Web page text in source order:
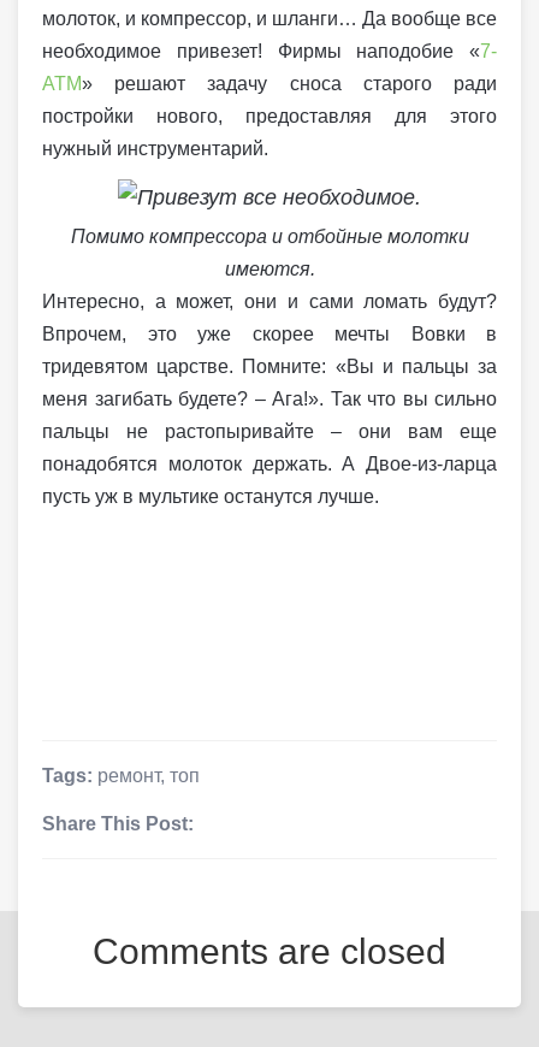
молоток, и компрессор, и шланги… Да вообще все
необходимое привезет! Фирмы наподобие «7-
АТМ» решают задачу сноса старого ради
постройки нового, предоставляя для этого
нужный инструментарий.
Помимо компрессора и отбойные молотки
имеются.
Интересно, а может, они и сами ломать будут?
Впрочем, это уже скорее мечты Вовки в
тридевятом царстве. Помните: «Вы и пальцы за
меня загибать будете? – Ага!». Так что вы сильно
пальцы не растопыривайте – они вам еще
понадобятся молоток держать. А Двое-из-ларца
пусть уж в мультике останутся лучше.
Tags: ремонт, топ
Share This Post:
Comments are closed